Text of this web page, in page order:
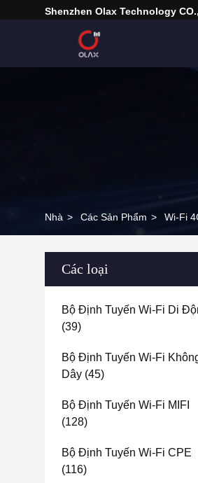
Shenzhen Olax Technology
Nhà > Các Sản Phẩm > Wi-Fi
Các loại
Bộ Định Tuyến Wi-Fi Di
(39)
Bộ Định Tuyến Wi-Fi
Dây (45)
Bộ Định Tuyến Wi-Fi MIFI
(128)
Bộ Định Tuyến Wi-Fi CPE
(116)